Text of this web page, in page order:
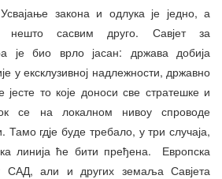
закона и одлука је једно, а
нешто сасвим друго. Савјет за
је био врло јасан: држава добија
у ексклузивној надлежности, државно
јесте то које доноси све стратешке и
се на локалном нивоу спроводе
Тамо гдје буде требало, у три случаја,
линија ће бити пређена. Европска
САД, али и других земаља Савјета